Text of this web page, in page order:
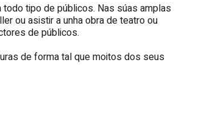
todo tipo de públicos. Nas súas amplas
ou asistir a unha obra de teatro ou
de públicos.
de forma tal que moitos dos seus